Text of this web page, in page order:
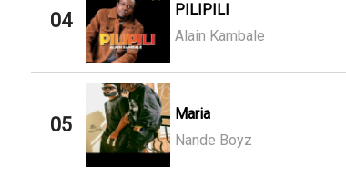
04
PILIPILI
Alain Kambale
05
Maria
Nande Boyz